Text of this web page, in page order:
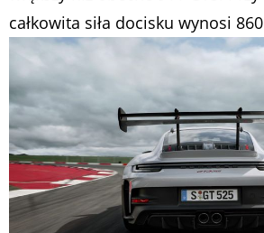
całkowita siła docisku wynosi